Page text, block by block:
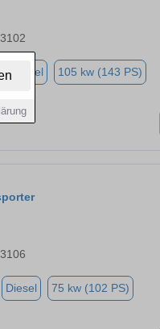
Diesel 105 kw (143 PS)
Diesel 75 kw (102 PS)